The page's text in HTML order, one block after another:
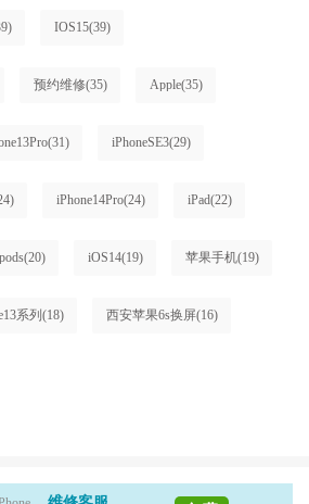
IOS15(39)
预约维修(35) Apple(35)
(31) iPhoneSE3(29)
iPhone14Pro(24) iPad(22)
(20) iOS14(19) 苹果手机(19)
系列 (18) 西安苹果6s换屏(16)